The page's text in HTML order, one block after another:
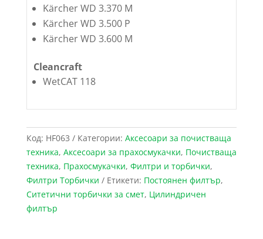
Kärcher WD 3.370 M
Kärcher WD 3.500 P
Kärcher WD 3.600 M
Cleancraft
WetCAT 118
Код: HF063 Категории: Аксесоари за почистваща
техника, Аксесоари за прахосмукачки, Почистваща
техника, Прахосмукачки, Филтри и торбички,
Филтри Торбички
Етикети: Постоянен филтър,
Ситетични торбички за смет, Цилиндричен
филтър